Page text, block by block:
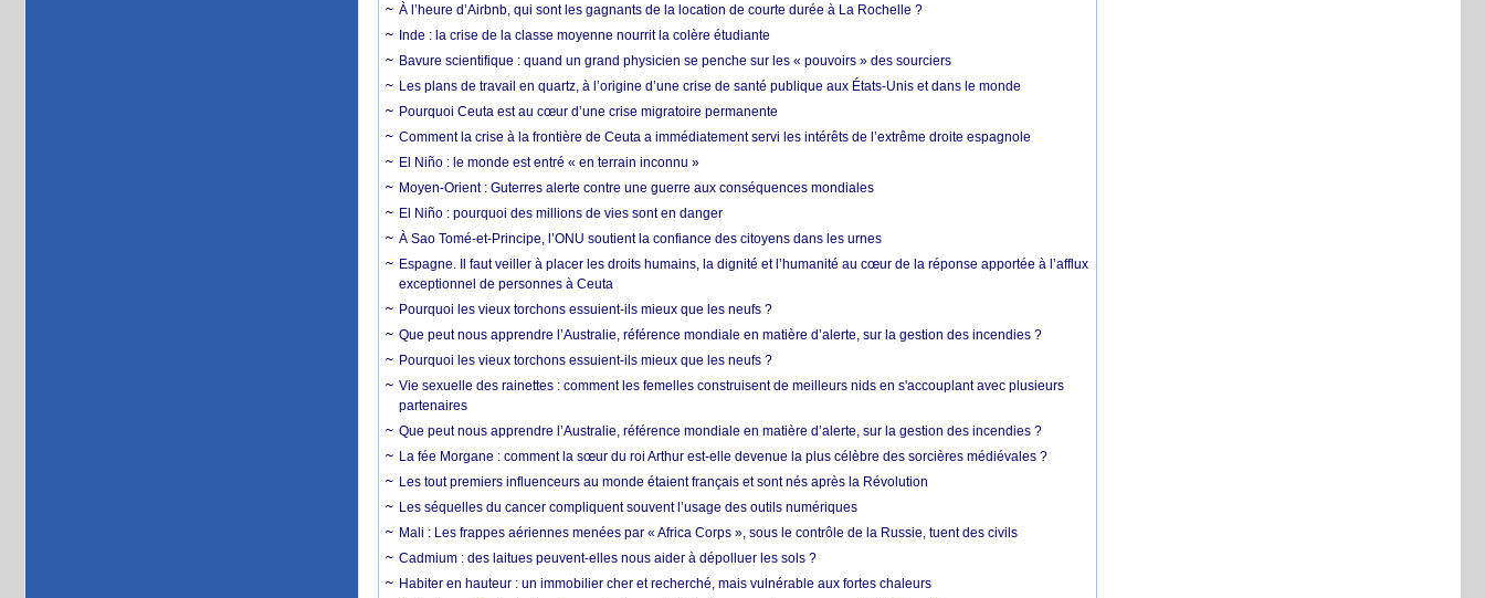
À l’heure d’Airbnb, qui sont les gagnants de la location de courte durée à La Rochelle ?
Inde : la crise de la classe moyenne nourrit la colère étudiante
Bavure scientifique : quand un grand physicien se penche sur les « pouvoirs » des sourciers
Les plans de travail en quartz, à l’origine d’une crise de santé publique aux États-Unis et dans le monde
Pourquoi Ceuta est au cœur d’une crise migratoire permanente
Comment la crise à la frontière de Ceuta a immédiatement servi les intérêts de l’extrême droite espagnole
El Niño : le monde est entré « en terrain inconnu »
Moyen-Orient : Guterres alerte contre une guerre aux conséquences mondiales
El Niño : pourquoi des millions de vies sont en danger
À Sao Tomé-et-Principe, l’ONU soutient la confiance des citoyens dans les urnes
Espagne. Il faut veiller à placer les droits humains, la dignité et l’humanité au cœur de la réponse apportée à l’afflux
exceptionnel de personnes à Ceuta
Pourquoi les vieux torchons essuient-ils mieux que les neufs ?
Que peut nous apprendre l’Australie, référence mondiale en matière d’alerte, sur la gestion des incendies ?
Pourquoi les vieux torchons essuient-ils mieux que les neufs ?
Vie sexuelle des rainettes : comment les femelles construisent de meilleurs nids en s'accouplant avec plusieurs
partenaires
Que peut nous apprendre l’Australie, référence mondiale en matière d’alerte, sur la gestion des incendies ?
La fée Morgane : comment la sœur du roi Arthur est-elle devenue la plus célèbre des sorcières médiévales ?
Les tout premiers influenceurs au monde étaient français et sont nés après la Révolution
Les séquelles du cancer compliquent souvent l’usage des outils numériques
Mali : Les frappes aériennes menées par « Africa Corps », sous le contrôle de la Russie, tuent des civils
Cadmium : des laitues peuvent-elles nous aider à dépolluer les sols ?
Habiter en hauteur : un immobilier cher et recherché, mais vulnérable aux fortes chaleurs